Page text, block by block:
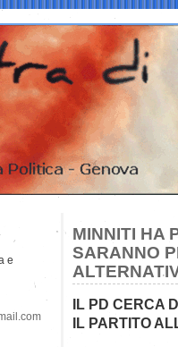
MINNITI HA
SARANNO
IL PD CERCA
IL PARTITO
e